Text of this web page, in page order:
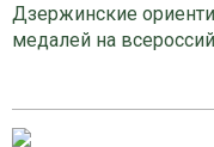
Дзержинские
медалей на